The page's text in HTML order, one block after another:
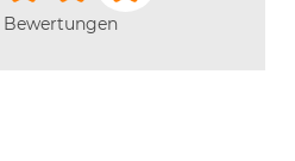
Bewertungen